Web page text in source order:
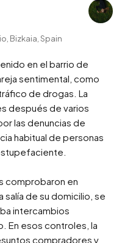
Bizkaia, Spain
en el barrio de
sentimental, como
de drogas. La
después de varios
las denuncias de
habitual de personas
comprobaron en
de su domicilio, se
intercambios
En esos controles, la
compradores y